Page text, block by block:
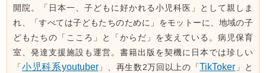
開院。「日本一、子どもに好かれる小児科医」として親しま
れ、「すべては子どもたちのために」をモットーに、地域の子
どもたちの「こころ」と「からだ」を支えている。病児保育
室、発達支援施設も運営。書籍出版を契機に日本では珍しい
「小児科系youtuber」、再生数2万回以上の「TikToker 」と